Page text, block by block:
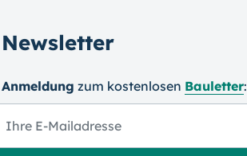
Newsletter
Anmeldung zum kosten­losen Bauletter: